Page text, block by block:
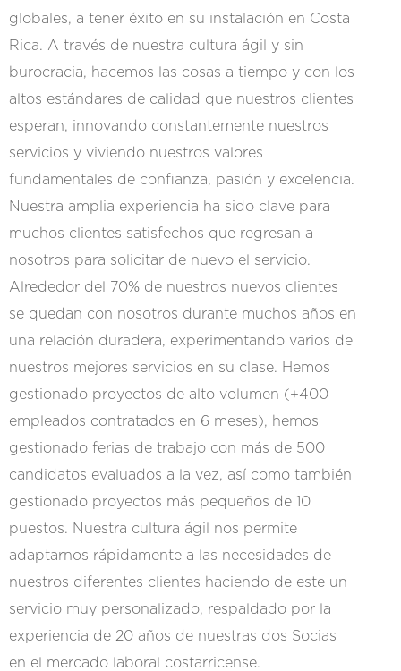
globales, a tener éxito en su instalación en Costa
Rica. A través de nuestra cultura ágil y sin
burocracia, hacemos las cosas a tiempo y con los
altos estándares de calidad que nuestros clientes
esperan, innovando constantemente nuestros
servicios y viviendo nuestros valores
fundamentales de confianza, pasión y excelencia.
Nuestra amplia experiencia ha sido clave para
muchos clientes satisfechos que regresan a
nosotros para solicitar de nuevo el servicio.
Alrededor del 70% de nuestros nuevos clientes
se quedan con nosotros durante muchos años en
una relación duradera, experimentando varios de
nuestros mejores servicios en su clase. Hemos
gestionado proyectos de alto volumen (+400
empleados contratados en 6 meses), hemos
gestionado ferias de trabajo con más de 500
candidatos evaluados a la vez, así como también
gestionado proyectos más pequeños de 10
puestos. Nuestra cultura ágil nos permite
adaptarnos rápidamente a las necesidades de
nuestros diferentes clientes haciendo de este un
servicio muy personalizado, respaldado por la
experiencia de 20 años de nuestras dos Socias
en el mercado laboral costarricense.